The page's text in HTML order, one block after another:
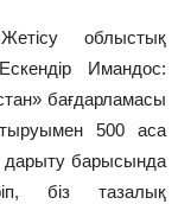
облыстық
Имандос:
бағдарламасы
500 аса
дарыту барысында
біз тазалық